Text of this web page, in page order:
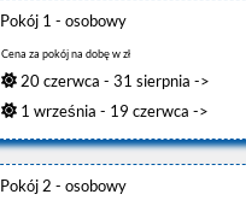
Pokój 1 - osobowy
Cena za pokój na dobę w zł
20 czerwca - 31 sierpnia ->
1 września - 19 czerwca ->
Pokój 2 - osobowy